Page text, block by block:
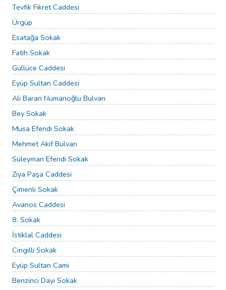
Tevfik Fikret Caddesi
Ürgüp
Esatağa Sokak
Fatih Sokak
Güllüce Caddesi
Eyüp Sultan Caddesi
Ali Baran Numanoğlu Bulvarı
Bey Sokak
Musa Efendi Sokak
Mehmet Akif Bulvarı
Süleyman Efendi Sokak
Ziya Paşa Caddesi
Çimenli Sokak
Avanos Caddesi
8. Sokak
İstiklal Caddesi
Cingilli Sokak
Eyüp Sultan Cami
Benzinci Dayı Sokak